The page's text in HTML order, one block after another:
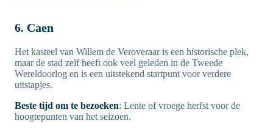
6. Caen
Het kasteel van Willem de Veroveraar is een historische plek,
maar de stad zelf heeft ook veel geleden in de Tweede
Wereldoorlog en is een uitstekend startpunt voor verdere
uitstapjes.
Beste tijd om te bezoeken: Lente of vroege herfst voor de
hoogtepunten van het seizoen.